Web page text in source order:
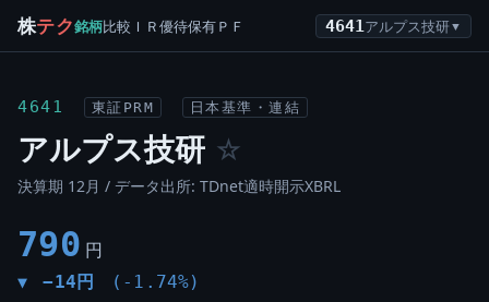
株テク銘柄比較 ＩＲ優待保有ＰＦ 4641 アルプス技研 ▼
4641 東証PRM 日本基準・連結
アルプス技研 ☆
決算期 12月 / データ出所: TDnet適時開示XBRL
790 円
▼ −14円 (-1.74%)